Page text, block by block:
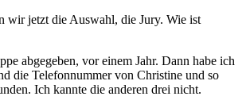
wir jetzt die Auswahl, die Jury. Wie ist
abgegeben, vor einem Jahr. Dann habe ich
die Telefonnummer von Christine und so
Ich kannte die anderen drei nicht.